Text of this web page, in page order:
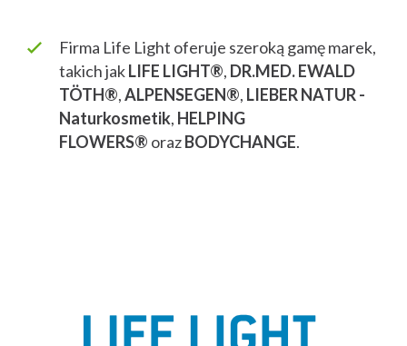
Firma Life Light oferuje szeroką gamę marek,
takich jakLIFE LIGHT®, DR.MED. EWALD
TÖTH®,ALPENSEGEN®, LIEBER NATUR -
Naturkosmetik, HELPING
FLOWERS® orazBODYCHANGE.